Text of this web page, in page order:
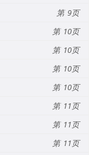
9
10
10
10
10
11
11
11